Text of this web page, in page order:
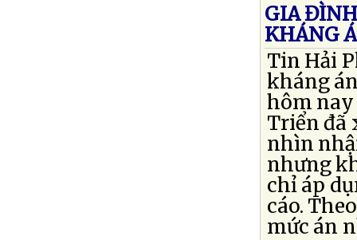
GIA
KHÁNG
Tin Hải
kháng
hôm nay
Triển đã
nhìn
nhưng
chỉ áp
cáo.
mức án